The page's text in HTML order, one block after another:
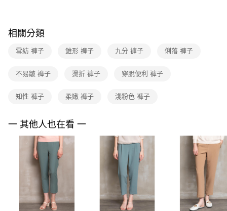
是否繳費成功／繳費後需取消欲退款等相關疑問，請聯繫「AFTEE先享後付
１．透過由恩沛科技股份有限公司提供之「AFTEE先享後付」服務完成之交
易，需依本服務之必要範圍內提供個人資料，並將交易相關給付款項請求債
２．關於個人資料處理事宜，請瀏覽以下網址：
「AFTEE先享後付」，若未經同意申辦者引起之損失，本公司不負相關責
４．使用「AFTEE先享後付」時，將依據個別帳號之用戶狀況，依本公司即
時審查核予不同之上限額度；若仍有額度不足之情形，本公司將視審查結果
請求用戶進行身份認證。
５．嚴禁一人註冊多個帳號或使用他人資訊註冊。若發現惡意使用之情形，
恩沛科技股份有限公司將有權停止該用戶之使用額度並採取法律行動。
每筆NT$200，滿NT$8,000(含以上)免運費
付款後門市自取
免運費
相關分類
雪紡 褲子 錐形 褲子 九分 褲子 俐落 褲子
不易皺 褲子 燙折 褲子 穿脫便利 褲子
知性 褲子 柔嫩 褲子 淺粉色 褲子
一 其他人也在看 一